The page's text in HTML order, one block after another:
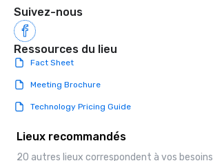
more easily. You’ll take comfort
knowing that everything is taken care
of from the moment the tour is
booked to the minute it concludes.
have nothing to worry about. Just
allergies for anyone in your group.
Suivez-nous
Ressources du lieu
Fact Sheet
Meeting Brochure
Technology Pricing Guide
Lieux recommandés
20 autres lieux correspondent à vos besoins